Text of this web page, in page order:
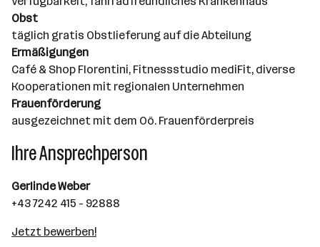
Obst
täglich gratis Obstlieferung auf die Abteilung
Ermäßigungen
Café & Shop Florentini, Fitnessstudio mediFit, diverse
Kooperationen mit regionalen Unternehmen
Frauenförderung
ausgezeichnet mit dem Oö. Frauenförderpreis
Ihre Ansprechperson
Gerlinde Weber
+43 7242 415 - 92888
Jetzt bewerben!